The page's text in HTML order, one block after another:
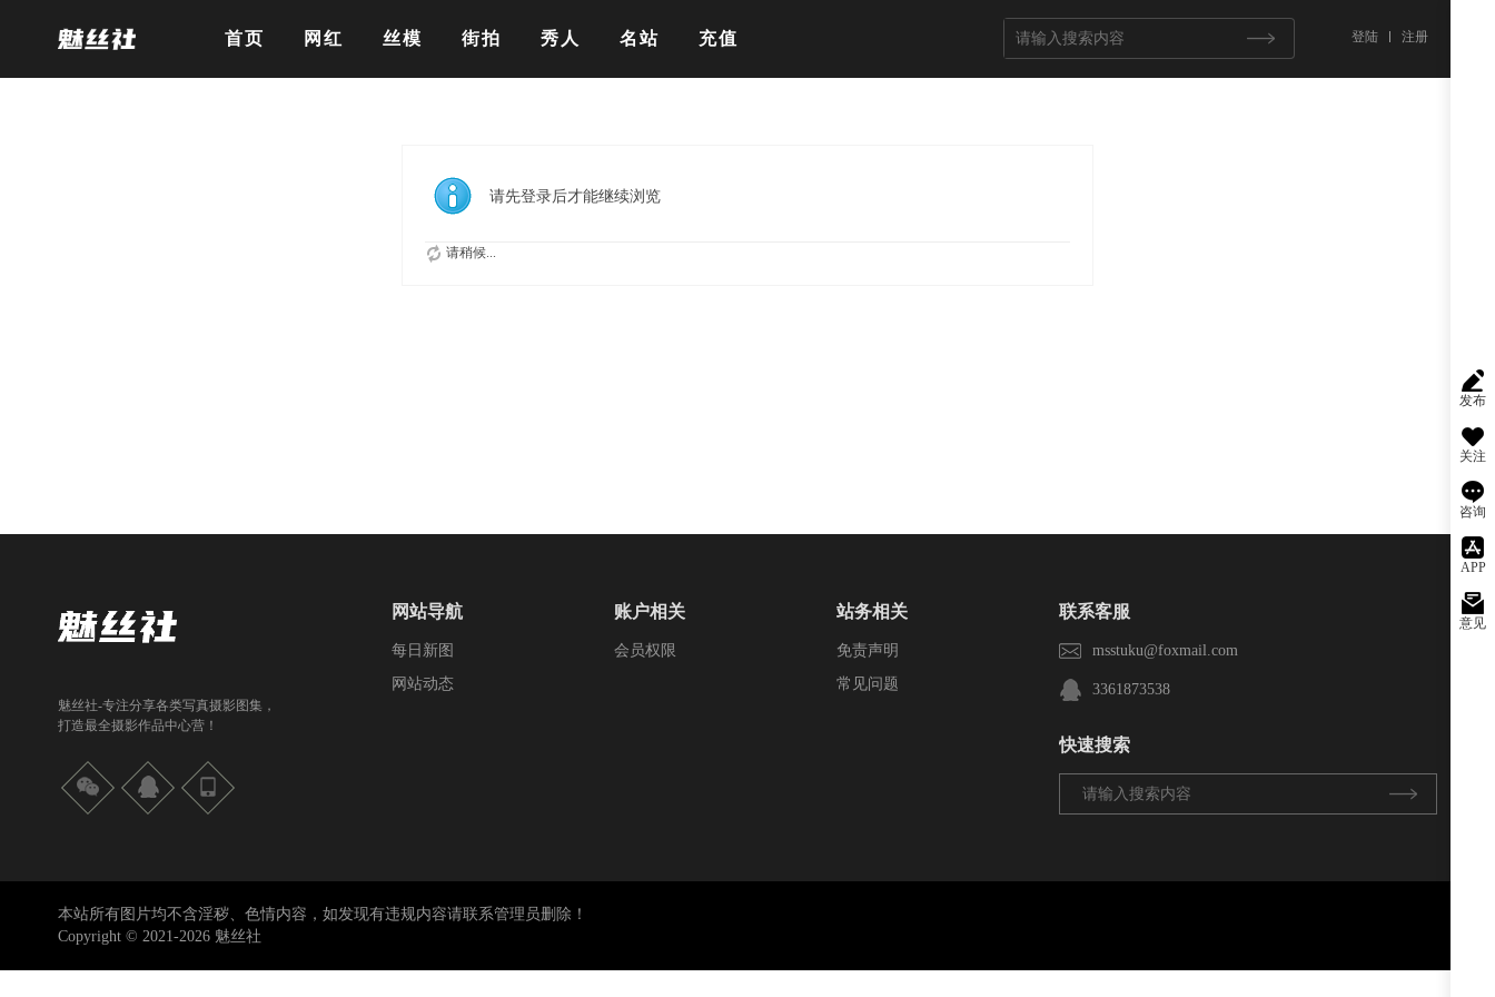
首页 网红 丝模 街拍 秀人 名站 充值 登陆 注册
发布
关注
咨询
APP
意见
请先登录后才能继续浏览
请稍候...
魅丝社-专注分享各类写真摄影图集，
打造最全摄影作品中心营！
网站导航
每日新图
网站动态
账户相关
会员权限
站务相关
免责声明
常见问题
联系客服
msstuku@foxmail.com
3361873538
快速搜索
本站所有图片均不含淫秽、色情内容，如发现有违规内容请联系管理员删除！
Copyright © 2021-2026 魅丝社